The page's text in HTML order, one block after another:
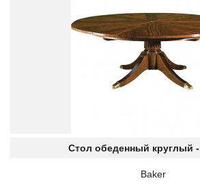
Стол обеденный круглый -
Baker